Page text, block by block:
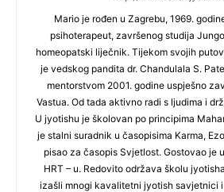
Mario je rođen u Zagrebu, 1969.
psihoterapeut, završenog studija
homeopatski liječnik. Tijekom svojih
je vedskog pandita dr. Chandulala S.
mentorstvom 2001. godine uspješno
Vastua. Od tada aktivno radi s ljudima i
U jyotishu je školovan po principima
je stalni suradnik u časopisima Karma,
pisao za časopis Svjetlost. Gostovao je
HRT – u. Redovito održava školu
izašli mnogi kavalitetni jyotish savjetnici